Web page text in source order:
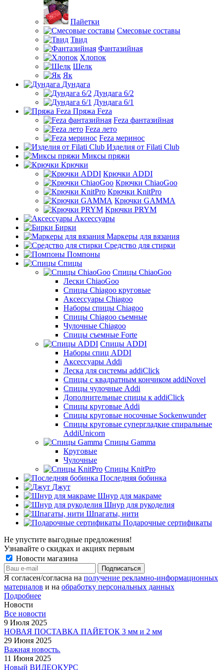
Пайетки
Смесовые составы
Твид
Фантазийная
Хлопок
Шелк
Як
Дундага
Дундага 6/2
Дундага 6/1
Пряжа Feza
Feza фантазийная
Feza лето
Feza меринос
Изделия от Filati Club
Миксы пряжи
Крючки
Крючки ADDI
Крючки ChiaoGoo
Крючки KnitPro
Крючки GAMMA
Крючки PRYM
Аксессуары
Бирки
Маркеры для вязания
Средство для стирки
Помпоны
Спицы
Спицы ChiaoGoo
Лески ChiaoGoo
Cпицы Сhiagoo круговые
Аксессуары Chiagoo
Наборы спицы Chiagoo
Спицы Chiagoo сьемные
Чулочные Chiagoo
Спицы съемные Forte
Спицы ADDI
Наборы спиц ADDI
Аксессуары Addi
Леска для системы addiClick
Спицы с квадратным кончиком addiNovel
Спицы чулочные Addi
Дополнительные спицы к addiClick
Спицы круговые Addi
Спицы круговые носочные Sockenwunder
Спицы круговые супергладкие спиральные
AddiUnicorn
Спицы Gamma
Круговые
Чулочные
Спицы KnitPro
Последняя бобинка
Джут
Шнур для макраме
Шнур для рукоделия
Шпагаты, нити
Подарочные сертификаты
Не упустите выгодные предложения!
Узнавайте о скидках и акциях первым
Новости магазина
Я согласен/согласна на получение рекламно-информационных
материалов и на обработку персональных данных
Подробнее
Новости
Все новости
9 Июля 2025
НОВАЯ ПОСТАВКА ПАЙЕТОК 3 мм и 2 мм
29 Июня 2025
Важная новость.
11 Июня 2025
Новый ВИДЕОКУРС